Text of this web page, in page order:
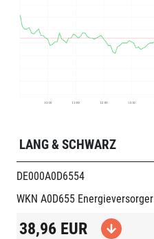
DE000A0D6554
WKN A0D655 Energieversorger
38,96 EUR